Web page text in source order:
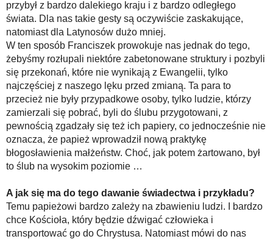
przybył z bardzo dalekiego kraju i z bardzo odległego
świata. Dla nas takie gesty są oczywiście zaskakujące,
natomiast dla Latynosów dużo mniej.
W ten sposób Franciszek prowokuje nas jednak do tego,
żebyśmy rozłupali niektóre zabetonowane struktury i pozbyli
się przekonań, które nie wynikają z Ewangelii, tylko
najczęściej z naszego lęku przed zmianą. Ta para to
przecież nie były przypadkowe osoby, tylko ludzie, którzy
zamierzali się pobrać, byli do ślubu przygotowani, z
pewnością zgadzały się też ich papiery, co jednocześnie nie
oznacza, że papież wprowadził nową praktykę
błogosławienia małżeństw. Choć, jak potem żartowano, był
to ślub na wysokim poziomie …
A jak się ma do tego dawanie świadectwa i przykładu?
Temu papieżowi bardzo zależy na zbawieniu ludzi. I bardzo
chce Kościoła, który będzie dźwigać człowieka i
transportować go do Chrystusa. Natomiast mówi do nas